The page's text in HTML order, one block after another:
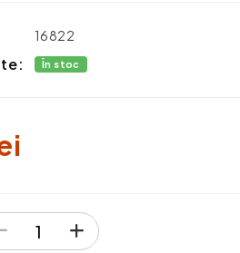
16822
În stoc